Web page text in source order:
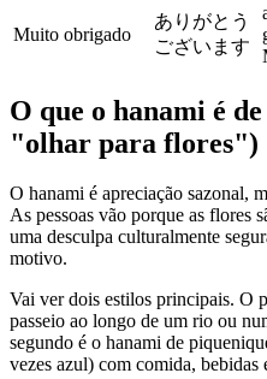
Muito obrigado
ありがとう
ございます
O que o hanami é
"olhar para flores")
O hanami é apreciação sazonal,
As pessoas vão porque as flores
uma desculpa culturalmente
motivo.
Vai ver dois estilos principais. O
passeio ao longo de um rio ou
segundo é o hanami de
vezes azul) com comida, bebidas